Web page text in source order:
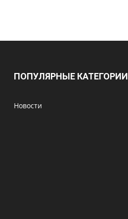
ПОПУЛЯРНЫЕ КАТЕГОРИИ
Новости